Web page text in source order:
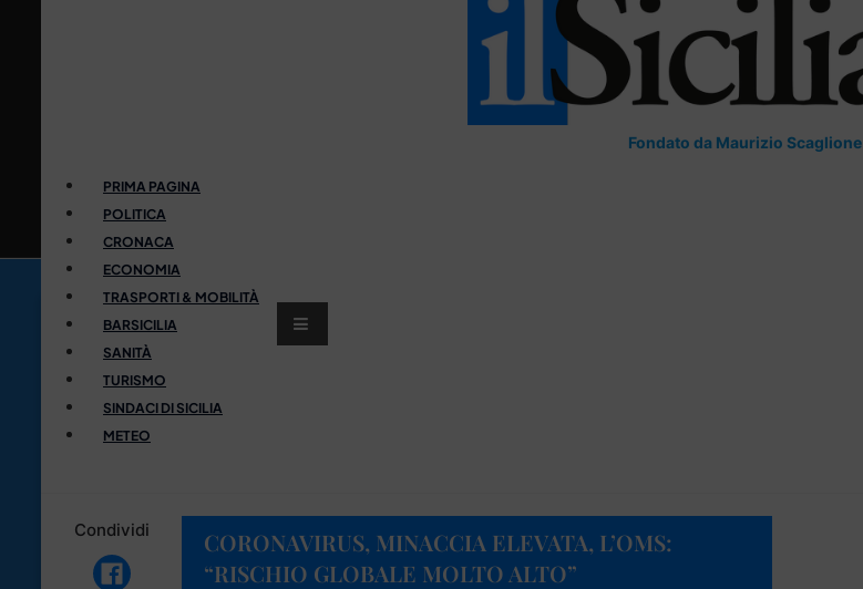
Fondato da Maurizio Scaglione
PRIMA PAGINA
POLITICA
CRONACA
ECONOMIA
TRASPORTI & MOBILITÀ
BARSICILIA
SANITÀ
TURISMO
SINDACI DI SICILIA
METEO
Condividi
CORONAVIRUS, MINACCIA ELEVATA, L’OMS:
“RISCHIO GLOBALE MOLTO ALTO”